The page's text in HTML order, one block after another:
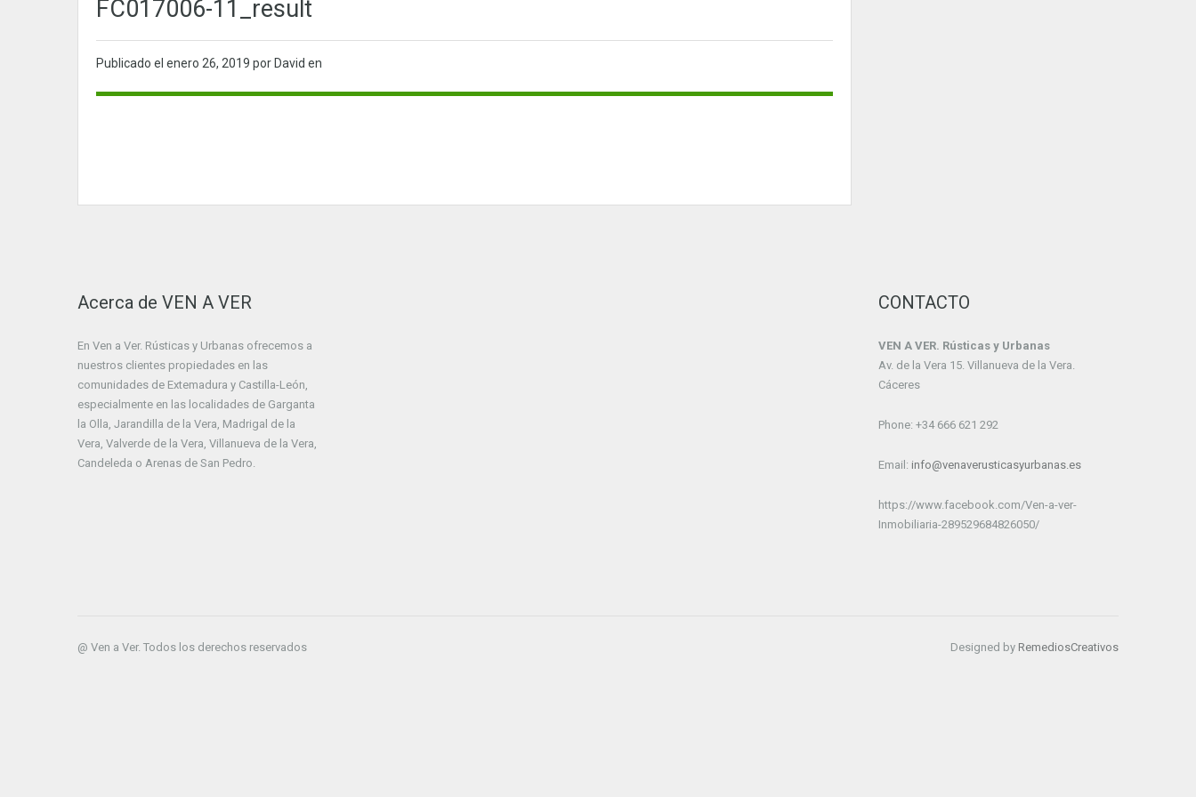
FC017006-11_result
Publicado el enero 26, 2019 por David en
Acerca de VEN A VER
En Ven a Ver. Rústicas y Urbanas ofrecemos a
nuestros clientes propiedades en las
comunidades de Extemadura y Castilla-León,
especialmente en las localidades de Garganta
la Olla, Jarandilla de la Vera, Madrigal de la
Vera, Valverde de la Vera, Villanueva de la Vera,
Candeleda o Arenas de San Pedro.
CONTACTO
VEN A VER. Rústicas y Urbanas
Av. de la Vera 15. Villanueva de la Vera.
Cáceres
Phone: +34 666 621 292
Email: info@venaverusticasyurbanas.es
https://www.facebook.com/Ven-a-ver-
Inmobiliaria-289529684826050/
@ Ven a Ver. Todos los derechos reservados Designed by RemediosCreativos